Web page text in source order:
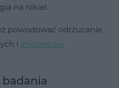
na nikiel.
powodować odrzucanie
i implantów